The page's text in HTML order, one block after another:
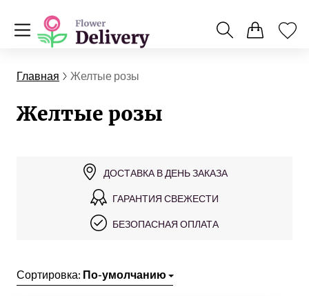
Главная Желтые розы
Желтые розы
ДОСТАВКА В ДЕНЬ ЗАКАЗА
ГАРАНТИЯ СВЕЖЕСТИ
БЕЗОПАСНАЯ ОПЛАТА
Сортировка: По-умолчанию